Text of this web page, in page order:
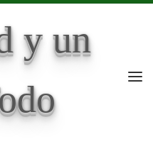
y un